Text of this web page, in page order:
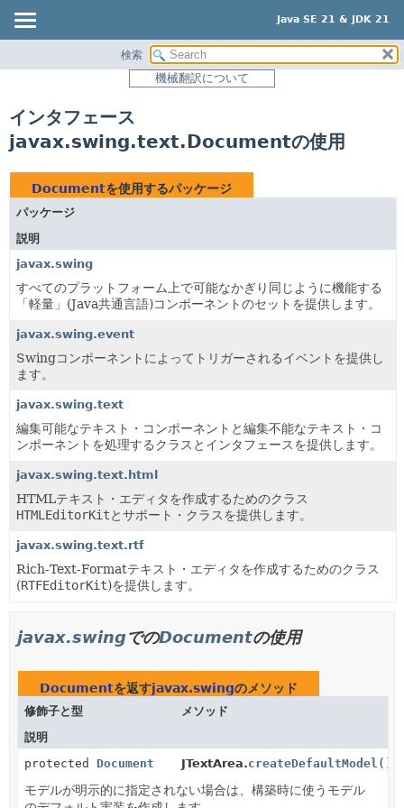
Java SE 21 & JDK 21
パッケージ
クラス
使用
ツリー
新規
非推奨
索引
ヘルプ
検索
機械翻訳について
インタフェース
javax.swing.text.Documentの使用
Documentを使用するパッケージ
パッケージ
説明
javax.swing
すべてのプラットフォーム上で可能なかぎり同じように機能する
「軽量」(Java共通言語)コンポーネントのセットを提供します。
javax.swing.event
Swingコンポーネントによってトリガーされるイベントを提供し
ます。
javax.swing.text
編集可能なテキスト・コンポーネントと編集不能なテキスト・コ
ンポーネントを処理するクラスとインタフェースを提供します。
javax.swing.text.html
HTMLテキスト・エディタを作成するためのクラス
HTMLEditorKitとサポート・クラスを提供します。
javax.swing.text.rtf
Rich-Text-Formatテキスト・エディタを作成するためのクラス
(RTFEditorKit)を提供します。
javax.swingでのDocumentの使用
Documentを返すjavax.swingのメソッド
修飾子と型
メソッド
説明
protected Document JTextArea.createDefaultModel ()
モデルが明示的に指定されない場合は、構築時に使うモデル